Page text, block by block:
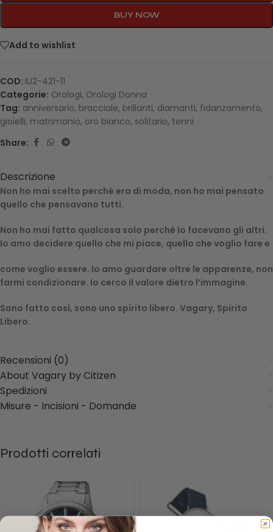
BUY NOW
Add to wishlist
COD: IU2-421-11
Categorie: Orologi, Orologi Donna
Tag: anniversario, bracciale, brillanti, diamanti, fidanzamento,
gioielli, matrimonio, oro bianco, solitario, tenni
Share:
Descrizione
Non ho mai scelto perché era di moda, non ho mai pensato
quello che pensavano tutti.
Non ho mai fatto qualcosa solo perché lo facevano gli altri.
Io amo decidere quello che mi piace, quello che voglio fare e
come voglio essere. Io amo guardare oltre le apparenze, non
farmi condizionare. Io cerco il valore dietro l’immagine.
Sono fatto così, sono uno spirito libero. Vagary, Spirito
Libero.
Recensioni (0)
About Vagary by Citizen
Spedizioni
Misure - Incisioni - Domande
Prodotti correlati